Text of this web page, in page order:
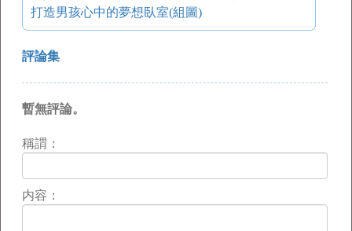
打造男孩心中的夢想臥室(組圖)
評論集
暫無評論。
稱謂：
内容：